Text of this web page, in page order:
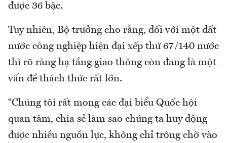
được 36 bậc.
Tuy nhiên, Bộ trưởng cho rằng, đối với một đất
nước công nghiệp hiện đại xếp thứ 67/140 nước
thì rõ ràng hạ tầng giao thông còn đang là một
vấn đề thách thức rất lớn.
“Chúng tôi rất mong các đại biểu Quốc hội
quan tâm, chia sẻ làm sao chúng ta huy động
được nhiều nguồn lực, không chỉ trông chờ vào